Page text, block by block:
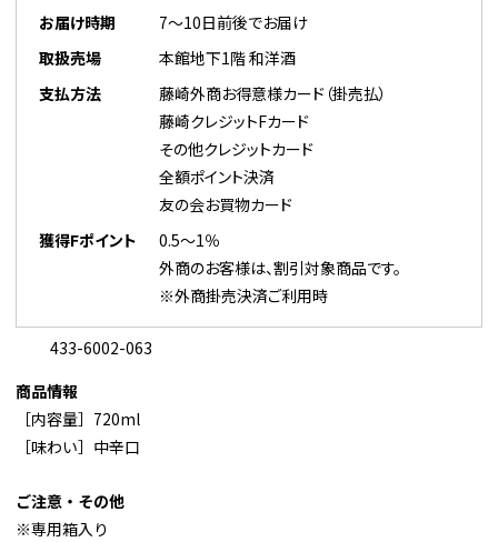
お届け時期
7～10日前後でお届け
取扱売場
本館地下1階 和洋酒
支払方法
藤崎外商お得意様カード（掛売払）
藤崎クレジットFカード
その他クレジットカード
全額ポイント決済
友の会お買物カード
獲得Fポイント
0.5～1％
外商のお客様は、割引対象商品です。
※外商掛売決済ご利用時
433-6002-063
商品情報
［内容量］720ml
［味わい］中辛口
ご注意・その他
※専用箱入り